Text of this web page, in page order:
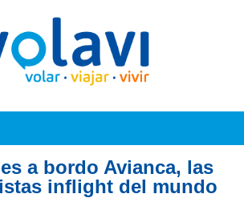
a bordo Avianca, las
inflight del mundo